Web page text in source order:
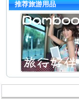
推荐旅游用品